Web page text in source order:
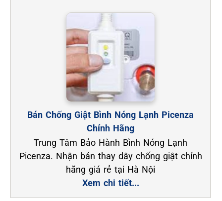
Bán Chống Giật Bình Nóng Lạnh Picenza
Chính Hãng
Trung Tâm Bảo Hành Bình Nóng Lạnh
Picenza. Nhận bán thay dây chống giật chính
hãng giá rẻ tại Hà Nội
Xem chi tiết...